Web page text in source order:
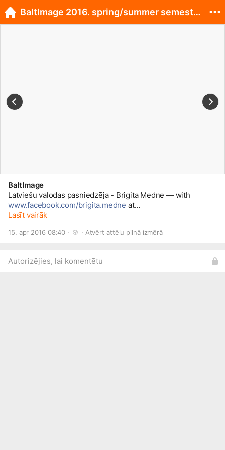
BaltImage
Latviešu valodas pasniedzēja - Brigita Medne — with
www.facebook.com/brigita.medne at
www.facebook.com/BaltImage-163...
Lasīt vairāk
15. apr 2016 08:40 · · Atvērt attēlu pilnā izmērā
Autorizējies, lai komentētu
BaltImage 2016. spring/summer semester team! :)